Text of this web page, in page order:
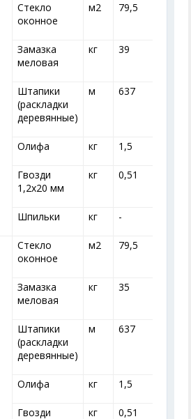
Стекло
оконное
м2 79,5
Замазка
меловая
кг 39
Штапики
(раскладки
деревянные)
м 637
Олифа кг 1,5
Гвозди
1,2x20 мм
кг 0,51
Шпильки кг -
Стекло
оконное
м2 79,5
Замазка
меловая
кг 35
Штапики
(раскладки
деревянные)
м 637
Олифа кг 1,5
Гвозди кг 0,51